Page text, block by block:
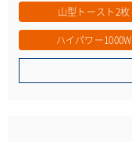
山型トースト2枚
ハイパワー1000W